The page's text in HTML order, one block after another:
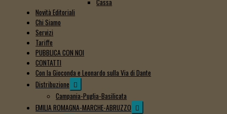
child
Novità Editoriali
Chi Siamo
Servizi
Tariffe
PUBBLICA CON NOI
CONTATTI
Con la Gioconda e Leonardo sulla Via di Dante
Distribuzione Espandi
il
menu
Campania-Puglia-Basilicata
EMILIA ROMAGNA-MARCHE-ABRUZZO Espandi